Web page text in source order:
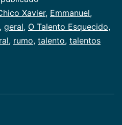
Xavier, Emmanuel,
, geral, O Talento Esquecido,
, rumo, talento, talentos